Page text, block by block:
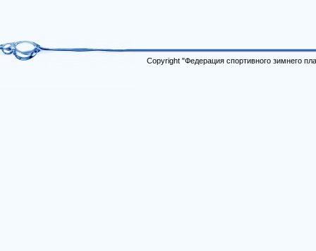
Copyright "Федерация спортивного зимнего